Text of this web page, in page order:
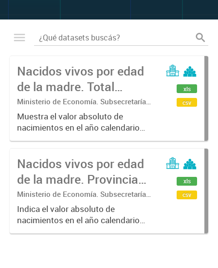
Nacidos vivos por edad
de la madre. Total
Provincia. Años 2010 -
2022
Ministerio de Economía. Subsecretaría
de Coordinación Económica y
Estadística. Dirección Provincial de
Estadística.
Muestra el valor absoluto de
nacimientos en el año calendario
según la edad de la madre.
xls
csv
Nacidos vivos por edad
de la madre. Provincia
de Buenos Aires. Por
municipio. Años 2010 -
2022
Ministerio de Economía. Subsecretaría
de Coordinación Económica y
Estadística. Dirección Provincial de
Estadística.
Indica el valor absoluto de
nacimientos en el año calendario
según la edad de la madre para los
xls
csv